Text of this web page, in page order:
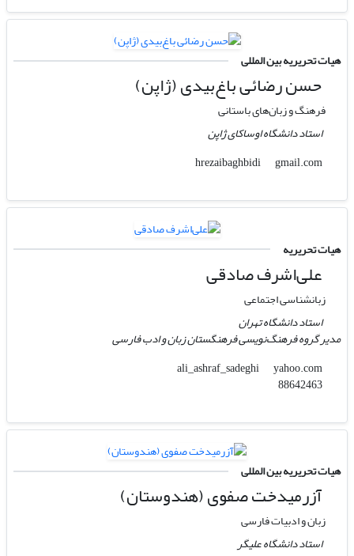
هیات تحریریه بین المللی
حسن رضائی باغ‌بیدی (ژاپن)
فرهنگ و زبان‌های باستانی
استاد دانشگاه اوساکای ژاپن
hrezaibaghbidi
gmail.com
هیات تحریریه
علی‌اشرف صادقی
زبانشناسی اجتماعی
استاد دانشگاه تهران
مدیر گروه فرهنگ‌نویسی فرهنگستان زبان و ادب فارسی
ali_ashraf_sadeghi
yahoo.com
88642463
هیات تحریریه بین المللی
آزرمیدخت صفوی (هندوستان)
زبان و ادبیات فارسی
استاد دانشگاه علیگر